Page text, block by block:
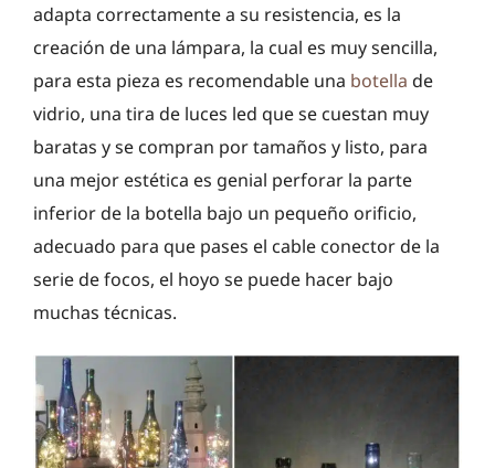
adapta correctamente a su resistencia, es la
creación de una lámpara, la cual es muy sencilla,
para esta pieza es recomendable una botella de
vidrio, una tira de luces led que se cuestan muy
baratas y se compran por tamaños y listo, para
una mejor estética es genial perforar la parte
inferior de la botella bajo un pequeño orificio,
adecuado para que pases el cable conector de la
serie de focos, el hoyo se puede hacer bajo
muchas técnicas.